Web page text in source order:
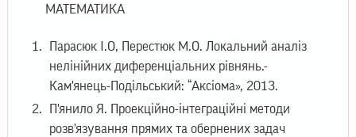
МАТЕМАТИКА
Парасюк І.О, Перестюк М.О. Локальний аналіз
нелінійних диференціальних рівнянь.-
Кам'янець-Подільський: “Аксіома», 2013.
П'янило Я. Проекційно-інтеграційні методи
розв'язування прямих та обернених задач